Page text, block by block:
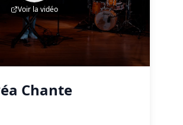
Voir la vidéo
Chante